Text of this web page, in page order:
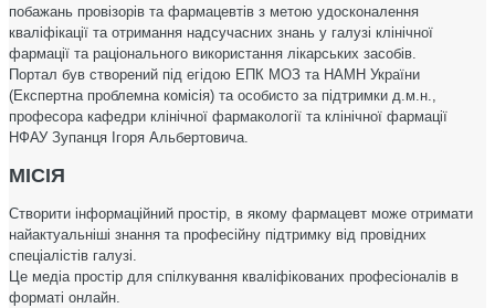
побажань провізорів та фармацевтів з метою удосконалення
кваліфікації та отримання надсучасних знань у галузі клінічної
фармації та раціонального використання лікарських засобів.
Портал був створений під егідою ЕПК МОЗ та НАМН України
(Експертна проблемна комісія) та особисто за підтримки д.м.н.,
професора кафедри клінічної фармакології та клінічної фармації
НФАУ Зупанця Ігоря Альбертовича.
МІСІЯ
Створити інформаційний простір, в якому фармацевт може отримати
найактуальніші знання та професійну підтримку від провідних
спеціалістів галузі.
Це медіа простір для спілкування кваліфікованих професіоналів в
форматі онлайн.